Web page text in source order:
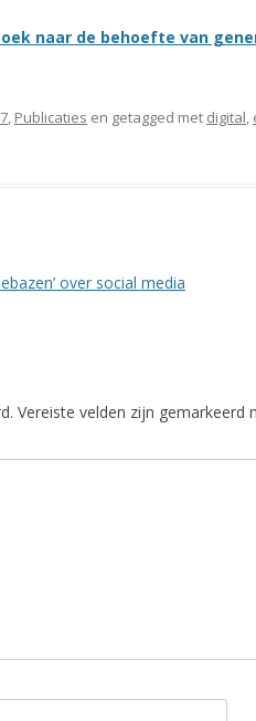
naar de behoefte van
, Publicaties en getagged met digital,
over social media
Vereiste velden zijn gemarkeerd